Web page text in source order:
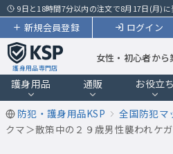
9日と18時間7分以内の注文で8月17日(月)に
ログイン
新規会員登録
護身用品専門店
女性・初心者か
護身用品 通販 お役立ち
防犯・護身用品KSP 全国防犯マ
クマ＞散策中の２９歳男性襲われケ